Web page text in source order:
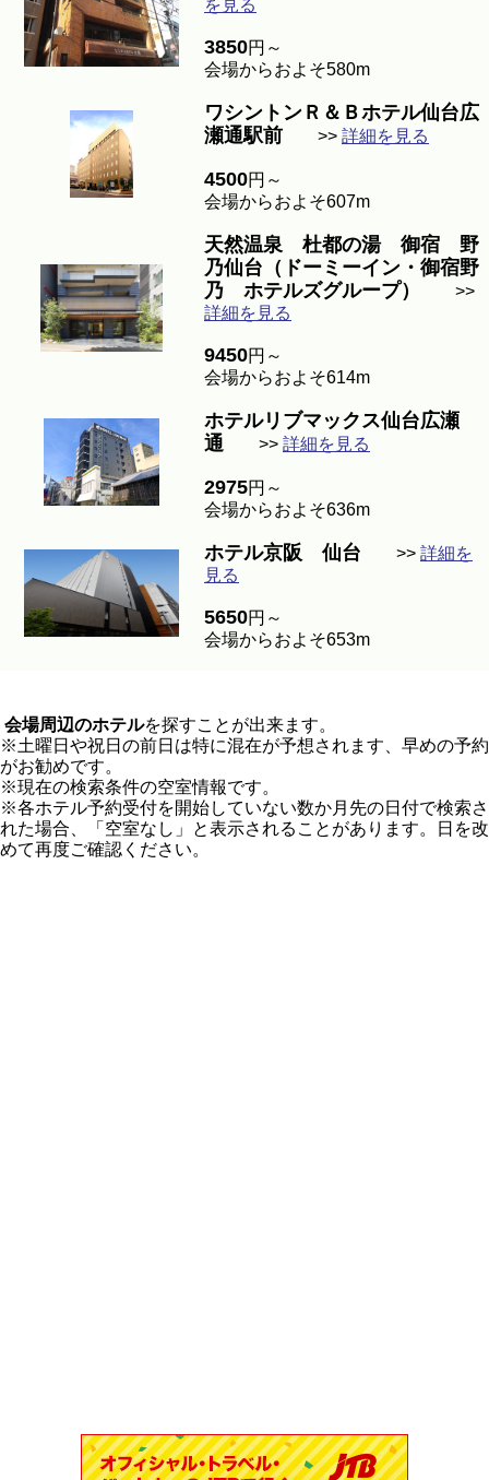
を見る
3850円～
会場からおよそ580m
ワシントンＲ＆Ｂホテル仙台広
瀬通駅前 >> 詳細を見る
4500円～
会場からおよそ607m
天然温泉 杜都の湯 御宿 野
乃仙台（ドーミーイン・御宿野
乃 ホテルズグループ）
>>
詳細を見る
9450円～
会場からおよそ614m
ホテルリブマックス仙台広瀬
通 >> 詳細を見る
2975円～
会場からおよそ636m
ホテル京阪 仙台 >> 詳細を
見る
5650円～
会場からおよそ653m
会場周辺のホテルを探すことが出来ます。
※土曜日や祝日の前日は特に混在が予想されます、早めの予約
がお勧めです。
※現在の検索条件の空室情報です。
※各ホテル予約受付を開始していない数か月先の日付で検索さ
れた場合、「空室なし」と表示されることがあります。日を改
めて再度ご確認ください。